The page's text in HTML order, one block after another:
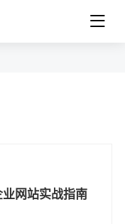
网站实战指南